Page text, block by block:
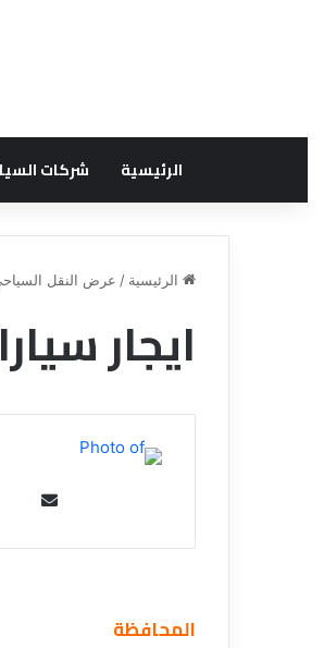
الرئيسية شركات
الرئيسية / عرض النقل
ايجار
المحافظة